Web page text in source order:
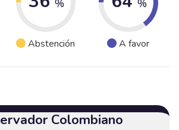
%
Abstención
%
A favor
Colombiano